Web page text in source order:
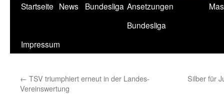
Startseite News Bundesliga Ansetzungen
Bundesliga
Impressum
← TSV triumphiert erneut in der Landes-
Vereinswertung
Silber für